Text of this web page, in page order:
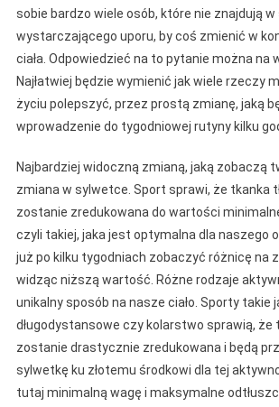
sobie bardzo wiele osób, które nie znajdują w
wystarczającego uporu, by coś zmienić w
ciała. Odpowiedzieć na to pytanie można na
Najłatwiej będzie wymienić jak wiele rzeczy
życiu polepszyć, przez prostą zmianę, jaką
wprowadzenie do tygodniowej rutyny kilku
Najbardziej widoczną zmianą, jaką zobaczą
zmiana w sylwetce. Sport sprawi, że tkanka
zostanie zredukowana do wartości
czyli takiej, jaka jest optymalna dla naszego
już po kilku tygodniach zobaczyć różnicę na
widząc niższą wartość. Różne rodzaje
unikalny sposób na nasze ciało. Sporty takie
długodystansowe czy kolarstwo sprawią, że
zostanie drastycznie zredukowana i będą
sylwetkę ku złotemu środkowi dla tej
tutaj minimalną wagę i maksymalne